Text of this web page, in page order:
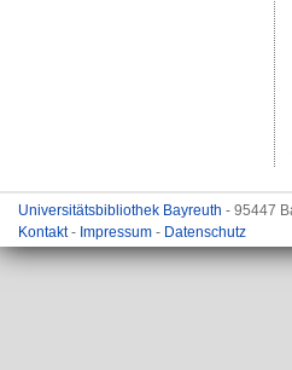
Universitätsbibliothek Bayreuth - 95447
Kontakt- Impressum - Datenschutz